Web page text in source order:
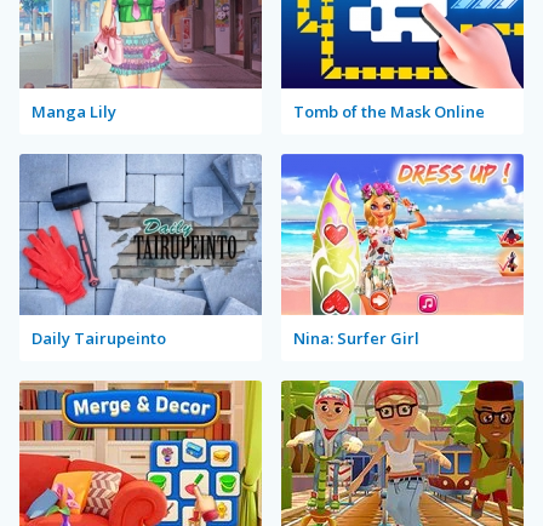
Manga Lily Tomb of the Mask Online
Daily Tairupeinto Nina: Surfer Girl